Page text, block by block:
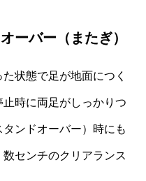
ーバー（またぎ）
状態で足が地面につく
時に両足がしっかりつ
ンドオーバー）時にも
センチのクリアランス